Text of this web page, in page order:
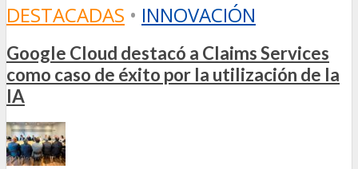
DESTACADAS • INNOVACIÓN
Google Cloud destacó a Claims Services
como caso de éxito por la utilización de la
IA